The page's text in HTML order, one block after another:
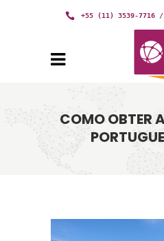
+55 (11) 3539-7716 /
COMO OBTER